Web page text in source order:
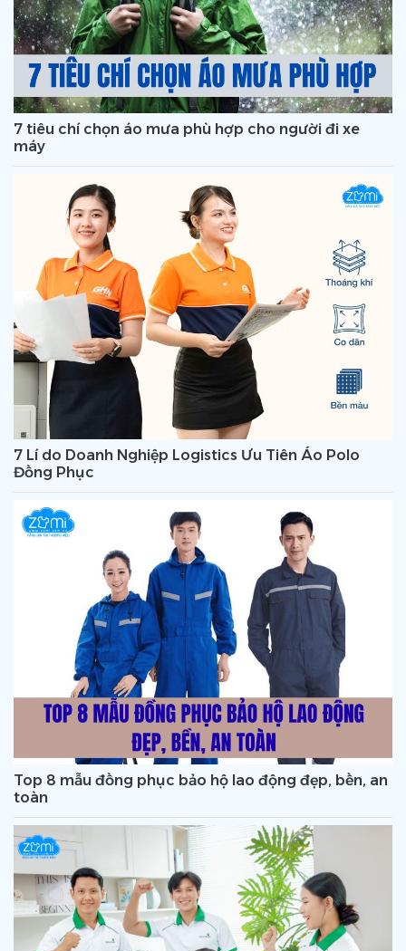
7 tiêu chí chọn áo mưa phù hợp cho người đi xe
máy
7 Lí do Doanh Nghiệp Logistics Ưu Tiên Áo Polo
Đồng Phục
Top 8 mẫu đồng phục bảo hộ lao động đẹp, bền, an
toàn